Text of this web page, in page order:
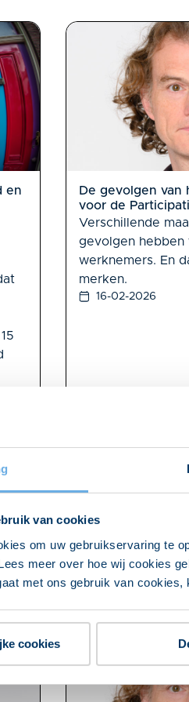
van cookies
om uw gebruikservaring te
meer over hoe wij cookies
met ons gebruik van cookies,
cookies
en
De gevolgen van
voor de
Verschillende
gevolgen hebben
werknemers. En
merken.
16-02-2026